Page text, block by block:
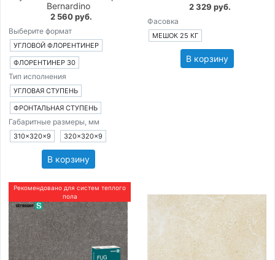
Bernardino
2 560 руб.
Выберите формат
УГЛОВОЙ ФЛОРЕНТИНЕР
ФЛОРЕНТИНЕР 30
Тип исполнения
УГЛОВАЯ СТУПЕНЬ
ФРОНТАЛЬНАЯ СТУПЕНЬ
Габаритные размеры, мм
310×320×9 320×320×9
В корзину
2 329 руб.
Фасовка
МЕШОК 25 КГ
В корзину
Рекомендовано для систем теплого
пола